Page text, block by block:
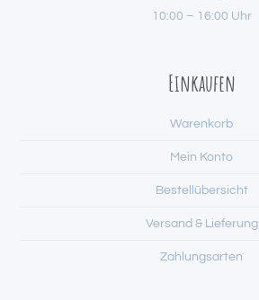
10:00 – 16:00 Uhr
Einkaufen
Warenkorb
Mein Konto
Bestellübersicht
Versand & Lieferung
Zahlungsarten